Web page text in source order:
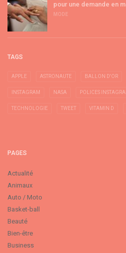
pour une demande en
MODE
TAGS
APPLE ASTRONAUTE BALLON D'OR
INSTAGRAM NASA POLICES
TECHNOLOGIE TWEET VITAMIN D
PAGES
Actualité
Animaux
Auto / Moto
Basket-ball
Beauté
Bien-être
Business